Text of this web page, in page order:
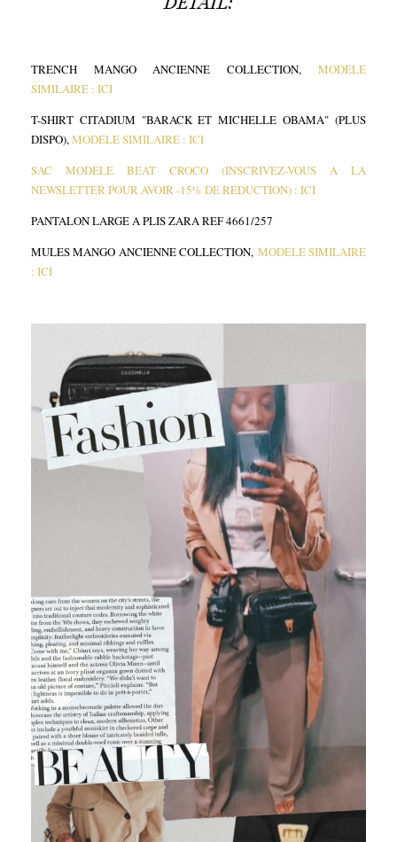
TRENCH MANGO ANCIENNE COLLECTION, MODELE
SIMILAIRE : ICI
T-SHIRT CITADIUM "BARACK ET MICHELLE OBAMA" (PLUS
DISPO),MODELE SIMILAIRE : ICI
SAC MODELE BEAT CROCO (INSCRIVEZ-VOUS A LA
NEWSLETTER POUR AVOIR -15% DE REDUCTION) : ICI
PANTALON LARGE A PLIS ZARA REF 4661/257
MULES MANGO ANCIENNE COLLECTION, MODELE SIMILAIRE
: ICI